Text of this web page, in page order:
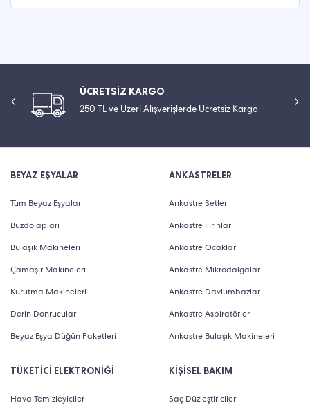
ÜCRETSİZ KARGO
250 TL ve Üzeri Alışverişlerde Ücretsiz Kargo
BEYAZ EŞYALAR
Tüm Beyaz Eşyalar
Buzdolapları
Bulaşık Makineleri
Çamaşır Makineleri
Kurutma Makineleri
Derin Donrucular
Beyaz Eşya Düğün Paketleri
TÜKETİCİ ELEKTRONİĞİ
Hava Temizleyiciler
ANKASTRELER
Ankastre Setler
Ankastre Fırınlar
Ankastre Ocaklar
Ankastre Mikrodalgalar
Ankastre Davlumbazlar
Ankastre Aspiratörler
Ankastre Bulaşık Makineleri
KİŞİSEL BAKIM
Saç Düzleştiriciler